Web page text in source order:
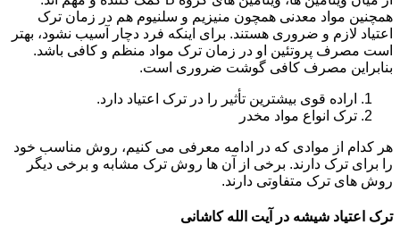
همچنین مواد معدنی همچون منیزیم و سلنیوم هم در زمان ترک
اعتیاد لازم و ضروری هستند. برای اینکه فرد دچار آسیب نشود، بهتر
است مصرف پروتئین او در زمان ترک مواد منظم و کافی باشد.
بنابراین مصرف کافی گوشت ضروری است.
اراده قوی بیشترین تأثیر را در ترک اعتیاد دارد.
ترک انواع مواد مخدر
هر کدام از موادی که در ادامه معرفی می کنیم، روش مناسب خود
را برای ترک دارند. برخی از آن ها روش ترک مشابه و برخی دیگر
روش های ترک متفاوتی دارند.
ترک اعتیاد شیشه در آیت الله کاشانی